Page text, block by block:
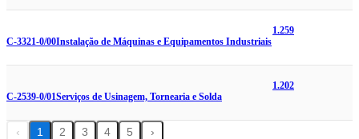
C-3321-0/00Instalação de Máquinas e Equipamentos Industriais
1.259
C-2539-0/01Serviços de Usinagem, Tornearia e Solda
1.202
‹ 1 2 3 4 5 ›